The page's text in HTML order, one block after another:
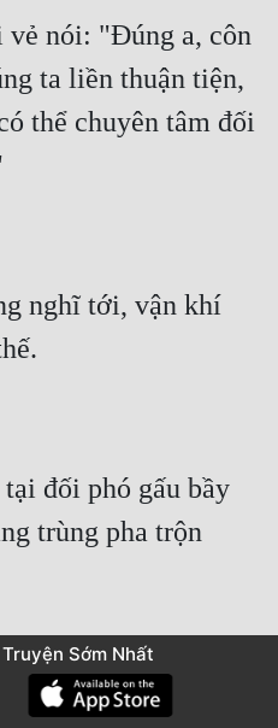
vẻ nói: "Đúng a, côn
ta liền thuận tiện,
thể chuyên tâm đối
nghĩ tới, vận khí
đối phó gấu bầy
trùng pha trộn
hấp dẫn hỏa lực,
Sớm Nhất